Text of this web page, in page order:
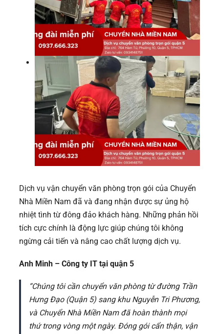
Dịch vụ vận chuyển văn phòng trọn gói của Chuyển
Nhà Miền Nam đã và đang nhận được sự ủng hộ
nhiệt tình từ đông đảo khách hàng. Những phản hồi
tích cực chính là động lực giúp chúng tôi không
ngừng cải tiến và nâng cao chất lượng dịch vụ.
Anh Minh – Công ty IT tại quận 5
“Chúng tôi cần chuyển văn phòng từ đường Trần
Hưng Đạo (Quận 5) sang khu Nguyễn Tri Phương,
và Chuyển Nhà Miền Nam đã hoàn thành mọi
thứ trong vòng một ngày. Đóng gói cẩn thận, vận